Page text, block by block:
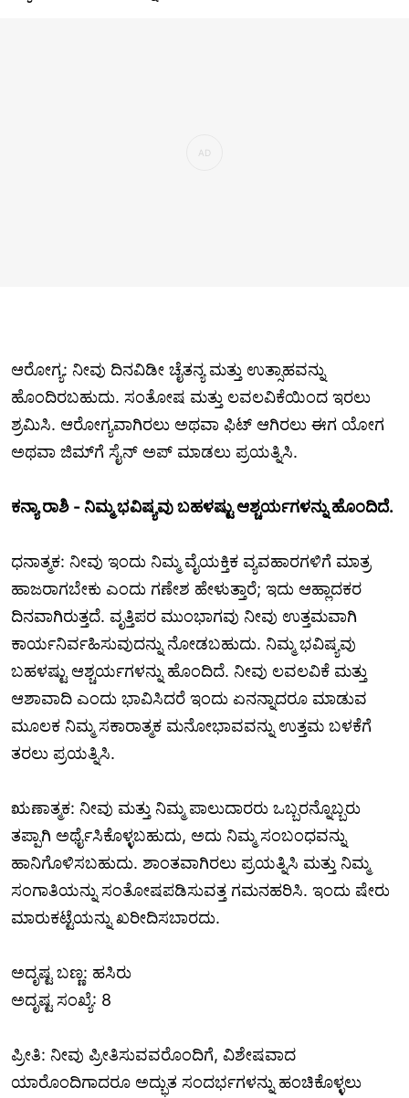
ಆರೋಗ್ಯ: ನೀವು ದಿನವಿಡೀ ಚೈತನ್ಯ ಮತ್ತು ಉತ್ಸಾಹವನ್ನು
ಹೊಂದಿರಬಹುದು. ಸಂತೋಷ ಮತ್ತು ಲವಲವಿಕೆಯಿಂದ ಇರಲು
ಶ್ರಮಿಸಿ. ಆರೋಗ್ಯವಾಗಿರಲು ಅಥವಾ ಫಿಟ್ ಆಗಿರಲು ಈಗ ಯೋಗ
ಅಥವಾ ಜಿಮ್‌ಗೆ ಸೈನ್ ಅಪ್ ಮಾಡಲು ಪ್ರಯತ್ನಿಸಿ.
ಕನ್ಯಾ ರಾಶಿ - ನಿಮ್ಮ ಭವಿಷ್ಯವು ಬಹಳಷ್ಟು ಆಶ್ಚರ್ಯಗಳನ್ನು ಹೊಂದಿದೆ.
ಧನಾತ್ಮಕ: ನೀವು ಇಂದು ನಿಮ್ಮ ವೈಯಕ್ತಿಕ ವ್ಯವಹಾರಗಳಿಗೆ ಮಾತ್ರ
ಹಾಜರಾಗಬೇಕು ಎಂದು ಗಣೇಶ ಹೇಳುತ್ತಾರೆ; ಇದು ಆಹ್ಲಾದಕರ
ದಿನವಾಗಿರುತ್ತದೆ. ವೃತ್ತಿಪರ ಮುಂಭಾಗವು ನೀವು ಉತ್ತಮವಾಗಿ
ಕಾರ್ಯನಿರ್ವಹಿಸುವುದನ್ನು ನೋಡಬಹುದು. ನಿಮ್ಮ ಭವಿಷ್ಯವು
ಬಹಳಷ್ಟು ಆಶ್ಚರ್ಯಗಳನ್ನು ಹೊಂದಿದೆ. ನೀವು ಲವಲವಿಕೆ ಮತ್ತು
ಆಶಾವಾದಿ ಎಂದು ಭಾವಿಸಿದರೆ ಇಂದು ಏನನ್ನಾದರೂ ಮಾಡುವ
ಮೂಲಕ ನಿಮ್ಮ ಸಕಾರಾತ್ಮಕ ಮನೋಭಾವವನ್ನು ಉತ್ತಮ ಬಳಕೆಗೆ
ತರಲು ಪ್ರಯತ್ನಿಸಿ.
ಋಣಾತ್ಮಕ: ನೀವು ಮತ್ತು ನಿಮ್ಮ ಪಾಲುದಾರರು ಒಬ್ಬರನ್ನೊಬ್ಬರು
ತಪ್ಪಾಗಿ ಅರ್ಥೈಸಿಕೊಳ್ಳಬಹುದು, ಅದು ನಿಮ್ಮ ಸಂಬಂಧವನ್ನು
ಹಾನಿಗೊಳಿಸಬಹುದು. ಶಾಂತವಾಗಿರಲು ಪ್ರಯತ್ನಿಸಿ ಮತ್ತು ನಿಮ್ಮ
ಸಂಗಾತಿಯನ್ನು ಸಂತೋಷಪಡಿಸುವತ್ತ ಗಮನಹರಿಸಿ. ಇಂದು ಷೇರು
ಮಾರುಕಟ್ಟೆಯನ್ನು ಖರೀದಿಸಬಾರದು.
ಅದೃಷ್ಟ ಬಣ್ಣ: ಹಸಿರು
ಅದೃಷ್ಟ ಸಂಖ್ಯೆ: 8
ಪ್ರೀತಿ: ನೀವು ಪ್ರೀತಿಸುವವರೊಂದಿಗೆ, ವಿಶೇಷವಾದ
ಯಾರೊಂದಿಗಾದರೂ ಅದ್ಭುತ ಸಂದರ್ಭಗಳನ್ನು ಹಂಚಿಕೊಳ್ಳಲು